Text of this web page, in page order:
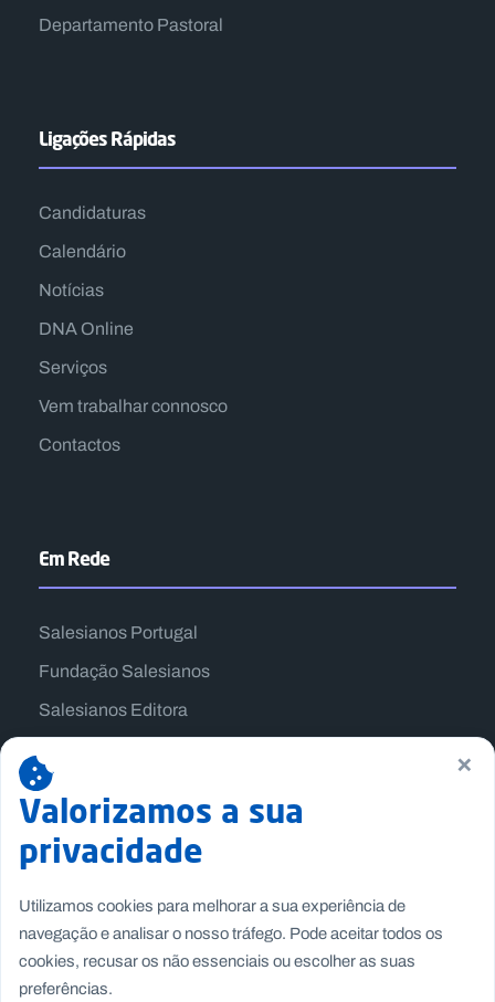
Departamento Pastoral
Ligações Rápidas
Candidaturas
Calendário
Notícias
DNA Online
Serviços
Vem trabalhar connosco
Contactos
Em Rede
Salesianos Portugal
Fundação Salesianos
Salesianos Editora
Missão Dom Bosco
Jogos Nacionais Salesianos
×
Valorizamos a sua
privacidade
Utilizamos cookies para melhorar a sua experiência de
navegação e analisar o nosso tráfego. Pode aceitar todos os
cookies, recusar os não essenciais ou escolher as suas
preferências.